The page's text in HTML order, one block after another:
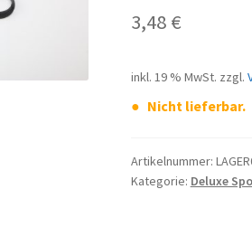
3,48 €
inkl. 19 % MwSt. zzgl.
Nicht lieferbar.
Artikelnummer:
Kategorie: Deluxe